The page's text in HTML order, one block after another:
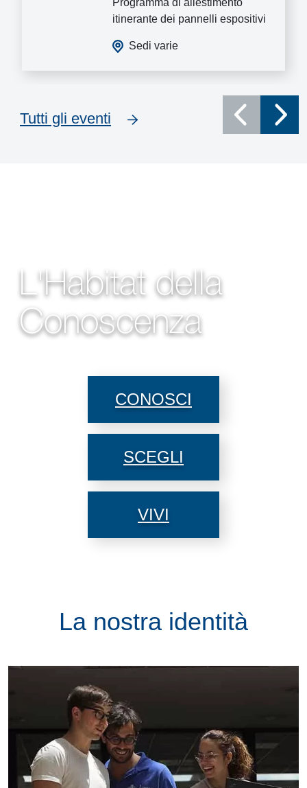
itinerante dei pannelli espositivi
Sedi varie
Tutti gli eventi
L'Habitat della
Conoscenza
CONOSCI
SCEGLI
VIVI
La nostra identità